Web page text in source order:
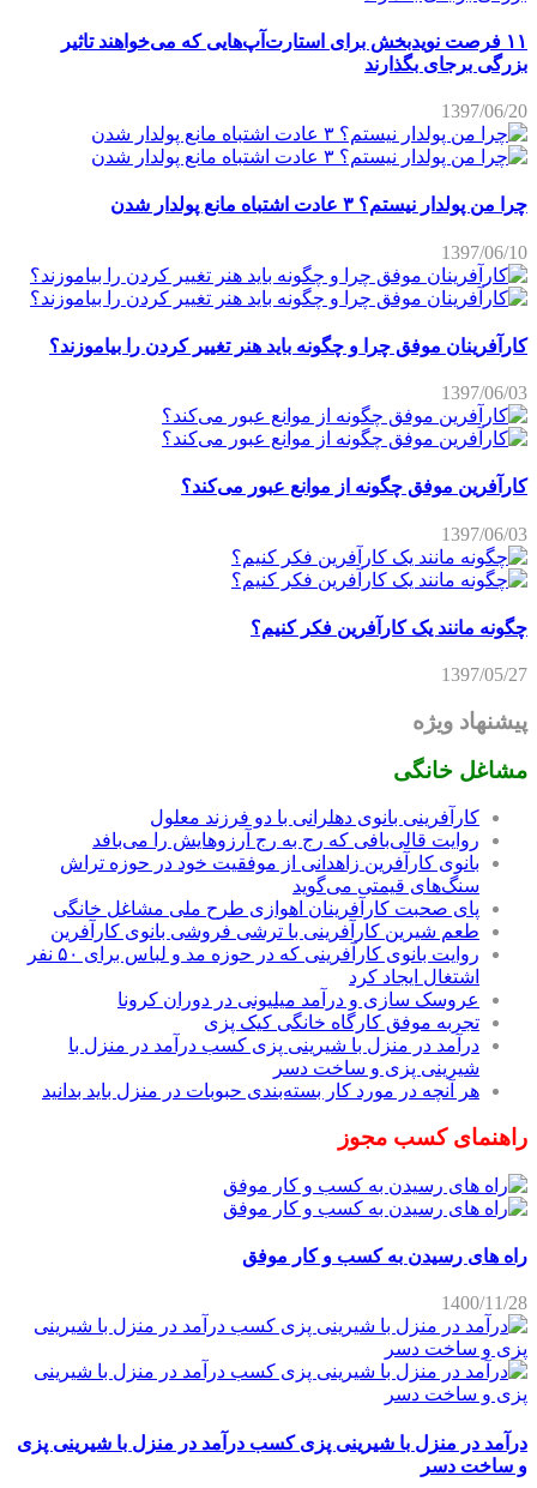
۱۱ فرصت نویدبخش برای استارت‌آپ‌هایی که می‌خواهند تاثیر
بزرگی برجای بگذارند
1397/06/20
چرا من پولدار نیستم؟ ۳ عادت اشتباه مانع پولدار شدن
1397/06/10
کارآفرینان موفق چرا و چگونه باید هنر تغییر کردن را بیاموزند؟
1397/06/03
کارآفرین موفق چگونه از موانع عبور می‌کند؟
1397/06/03
چگونه مانند یک کارآفرین فکر کنیم؟
1397/05/27
پیشنهاد ویژه
مشاغل خانگی
کارآفرینی بانوی دهلرانی با دو فرزند معلول
روایت قالی‌بافی که رج به رج آرزوهایش را می‌بافد
بانوی کارآفرین زاهدانی از موفقیت خود در حوزه تراش
سنگ‌های قیمتی می‌گوید
پای صحبت کارآفرینان اهوازی طرح ملی مشاغل خانگی
طعم شیرین کارآفرینی با ترشی فروشی بانوی کارآفرین
روایت بانوی کارآفرینی که در حوزه مد و لباس برای ۵۰ نفر
اشتغال ایجاد کرد
عروسک سازی و درآمد میلیونی در دوران کرونا
تجربه موفق کارگاه خانگی کیک پزی
درآمد در منزل با شیرینی پزی کسب درآمد در منزل با
شیرینی پزی و ساخت دسر
هر آنچه در مورد کار بسته‌بندی حبوبات در منزل باید بدانید
راهنمای کسب مجوز
راه های رسیدن به کسب و کار موفق
1400/11/28
درآمد در منزل با شیرینی پزی کسب درآمد در منزل با شیرینی پزی
و ساخت دسر